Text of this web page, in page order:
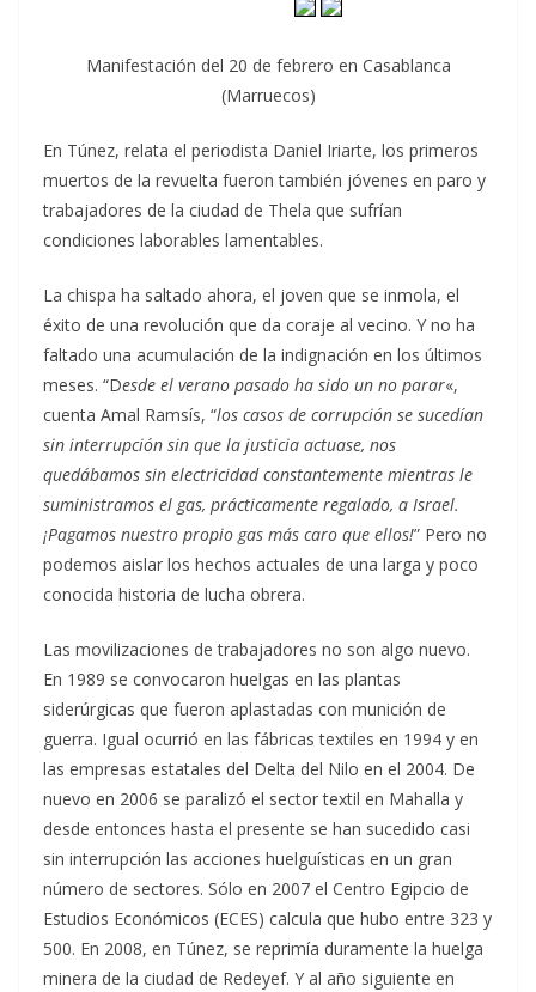
Manifestación del 20 de febrero en Casablanca
(Marruecos)
En Túnez, relata el periodista Daniel Iriarte, los primeros
muertos de la revuelta fueron también jóvenes en paro y
trabajadores de la ciudad de Thela que sufrían
condiciones laborables lamentables.
La chispa ha saltado ahora, el joven que se inmola, el
éxito de una revolución que da coraje al vecino. Y no ha
faltado una acumulación de la indignación en los últimos
meses. “Desde el verano pasado ha sido un no parar«,
cuenta Amal Ramsís, “los casos de corrupción se sucedían
sin interrupción sin que la justicia actuase, nos
quedábamos sin electricidad constantemente mientras le
suministramos el gas, prácticamente regalado, a Israel.
¡Pagamos nuestro propio gas más caro que ellos!” Pero no
podemos aislar los hechos actuales de una larga y poco
conocida historia de lucha obrera.
Las movilizaciones de trabajadores no son algo nuevo.
En 1989 se convocaron huelgas en las plantas
siderúrgicas que fueron aplastadas con munición de
guerra. Igual ocurrió en las fábricas textiles en 1994 y en
las empresas estatales del Delta del Nilo en el 2004. De
nuevo en 2006 se paralizó el sector textil en Mahalla y
desde entonces hasta el presente se han sucedido casi
sin interrupción las acciones huelguísticas en un gran
número de sectores. Sólo en 2007 el Centro Egipcio de
Estudios Económicos (ECES) calcula que hubo entre 323 y
500. En 2008, en Túnez, se reprimía duramente la huelga
minera de la ciudad de Redeyef. Y al año siguiente en